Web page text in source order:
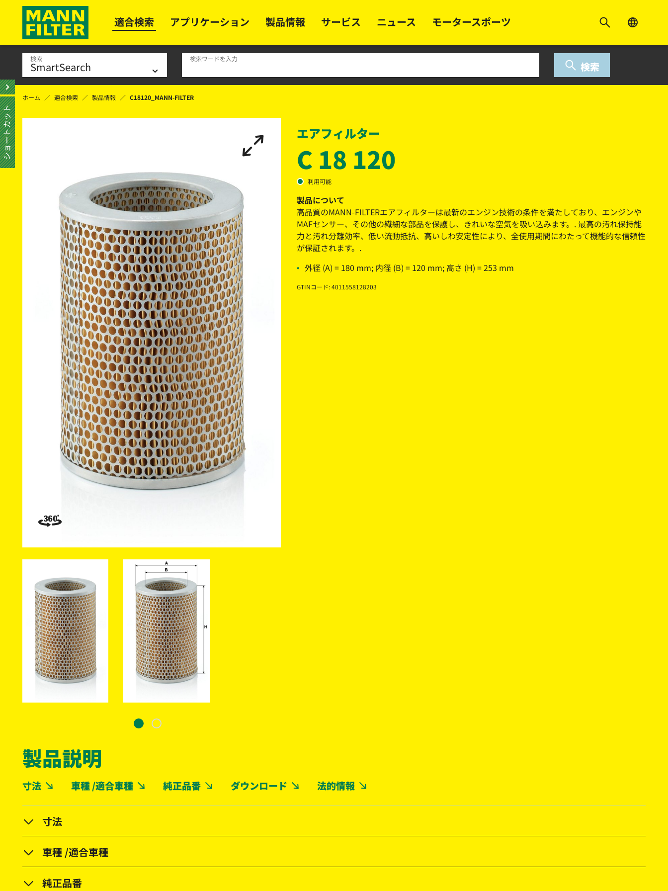
適合検索 アプリケーション 製品情報 サービス ニュース モータースポーツ
検索 検索ワードを入力
検索
ホーム 適合検索 製品情報 C18120_MANN-FILTER
エアフィルター
C 18 120
利用可能
製品について
高品質のMANN-FILTERエアフィルターは最新のエンジン技術の条件を満たしており、エンジンや
MAFセンサー、その他の繊細な部品を保護し、きれいな空気を吸い込みます。. 最高の汚れ保持能
力と汚れ分離効率、低い流動抵抗、高いしわ安定性により、全使用期間にわたって機能的な信頼性
が保証されます。.
外径 (A) = 180 mm; 内径 (B) = 120 mm; 高さ (H) = 253 mm
GTINコード: 4011558128203
製品説明
寸法 車種 /適合車種 純正品番 ダウンロード 法的情報
寸法
車種 /適合車種
純正品番
ショートカット